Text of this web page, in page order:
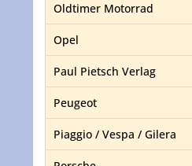
Oldtimer Motorrad
Opel
Paul Pietsch Verlag
Peugeot
Piaggio / Vespa / Gilera